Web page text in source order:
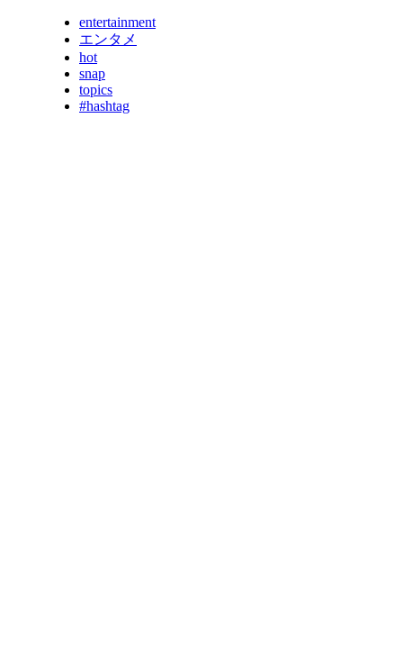
entertainment
エンタメ
hot
snap
topics
#hashtag